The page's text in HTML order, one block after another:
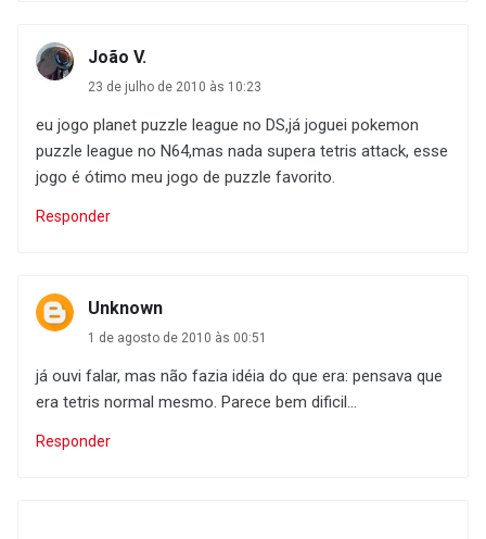
João V.
23 de julho de 2010 às 10:23
eu jogo planet puzzle league no DS,já joguei pokemon
puzzle league no N64,mas nada supera tetris attack, esse
jogo é ótimo meu jogo de puzzle favorito.
Responder
Unknown
1 de agosto de 2010 às 00:51
já ouvi falar, mas não fazia idéia do que era: pensava que
era tetris normal mesmo. Parece bem dificil...
Responder